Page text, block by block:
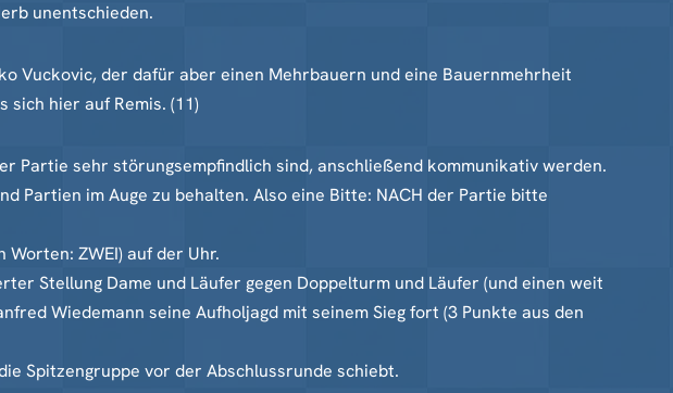
unentschieden.
Vuckovic, der dafür aber einen Mehrbauern und eine Bauernmehrheit
sich hier auf Remis. (11)
Partie sehr störungsempfindlich sind, anschließend kommunikativ werden.
Partien im Auge zu behalten. Also eine Bitte: NACH der Partie bitte
Worten: ZWEI) auf der Uhr.
Stellung Dame und Läufer gegen Doppelturm und Läufer (und einen weit
Wiedemann seine Aufholjagd mit seinem Sieg fort (3 Punkte aus den
Spitzengruppe vor der Abschlussrunde schiebt.